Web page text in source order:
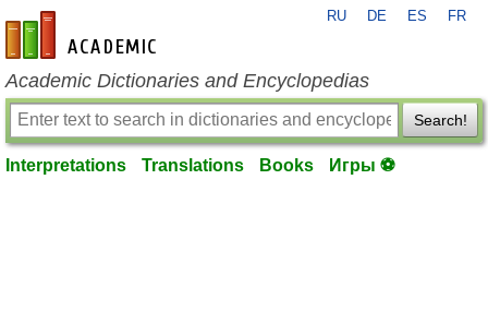
en-academic.com
RU DE ES FR
Academic Dictionaries and Encyclopedias
Search!
Interpretations Translations Books Игры ⚽